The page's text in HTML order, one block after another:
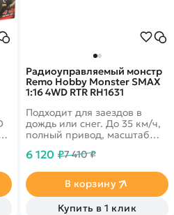
Радиоуправляемый монстр
Remo Hobby Monster SMAX
1:16 4WD RTR RH1631
Подходит для заездов в
дождь или снег. До 35 км/ч,
полный привод, масштаб
6 120 ₽7 410 ₽
В корзину
Купить в 1 клик